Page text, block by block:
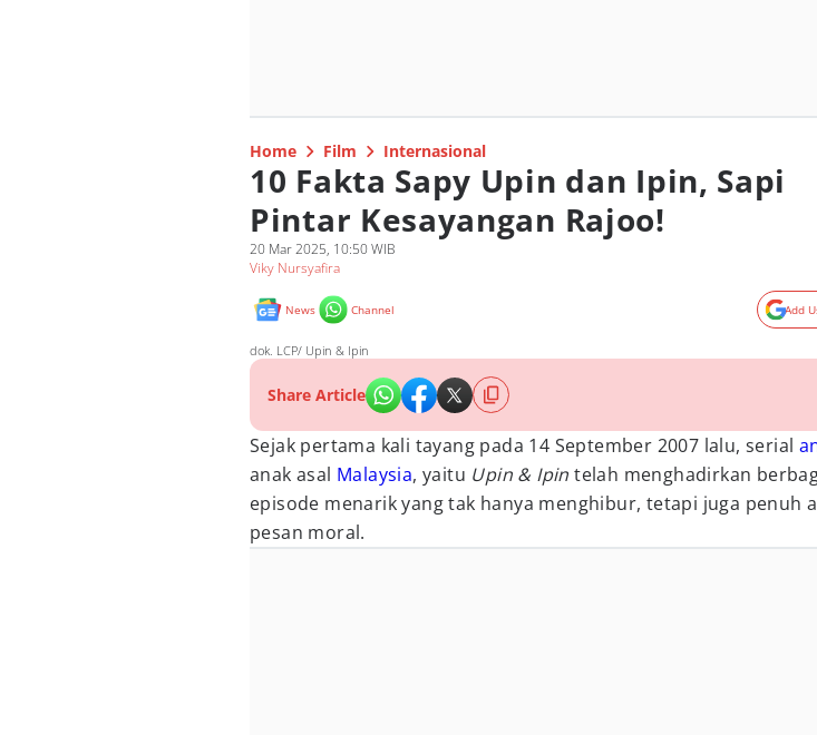
Home Film Internasional
10 Fakta Sapy Upin dan Ipin, Sapi
Pintar Kesayangan Rajoo!
20 Mar 2025, 10:50 WIB
Viky Nursyafira
News Channel Add
dok. LCP/ Upin & Ipin
Share Article
Sejak pertama kali tayang pada 14 September 2007 lalu, serial
anak asal Malaysia, yaitu Upin & Ipintelah menghadirkan
episode menarik yang tak hanya menghibur, tetapi juga penuh
pesan moral.